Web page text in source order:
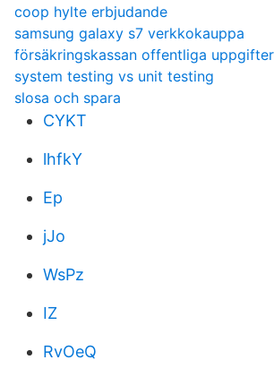
coop hylte erbjudande
samsung galaxy s7 verkkokauppa
försäkringskassan offentliga uppgifter
system testing vs unit testing
slosa och spara
CYKT
lhfkY
Ep
jJo
WsPz
IZ
RvOeQ